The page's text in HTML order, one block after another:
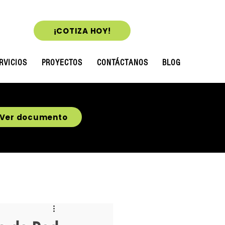
¡COTIZA HOY!
PROYECTOS CONTÁCTANOS BLOG
Ver documento